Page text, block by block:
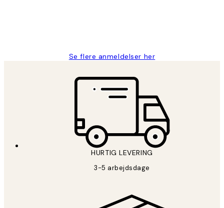
Se flere anmeldelser her
HURTIG LEVERING
3-5 arbejdsdage